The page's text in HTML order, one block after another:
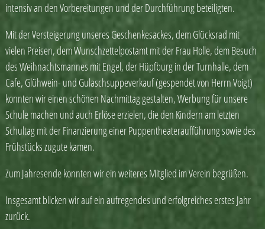
intensiv an den Vorbereitungen und der Durchführung beteiligten.
Mit der Versteigerung unseres Geschenkesackes, dem Glücksrad mit
vielen Preisen, dem Wunschzettelpostamt mit der Frau Holle, dem Besuch
des Weihnachtsmannes mit Engel, der Hüpfburg in der Turnhalle, dem
Cafe, Glühwein- und Gulaschsuppeverkauf (gespendet von Herrn Voigt)
konnten wir einen schönen Nachmittag gestalten, Werbung für unsere
Schule machen und auch Erlöse erzielen, die den Kindern am letzten
Schultag mit der Finanzierung einer Puppentheateraufführung sowie des
Frühstücks zugute kamen.
Zum Jahresende konnten wir ein weiteres Mitglied im Verein begrüßen.
Insgesamt blicken wir auf ein aufregendes und erfolgreiches erstes Jahr
zurück.